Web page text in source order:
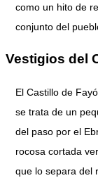
como un hito de
conjunto del
Vestigios del
El Castillo de
se trata de un
del paso por el
rocosa cortada
que lo separa del